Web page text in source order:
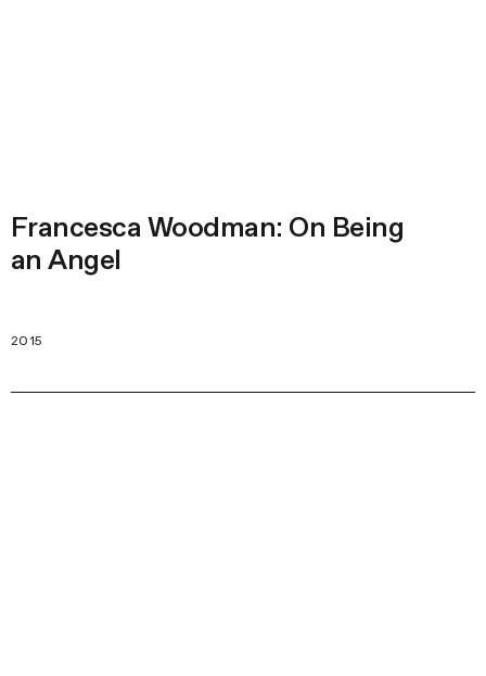
Francesca Woodman: On Being
an Angel
2015